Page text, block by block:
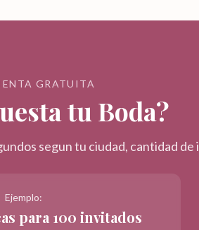
GRATUITA
tu Boda?
segun tu ciudad, cantidad
Ejemplo:
para 100 invitados